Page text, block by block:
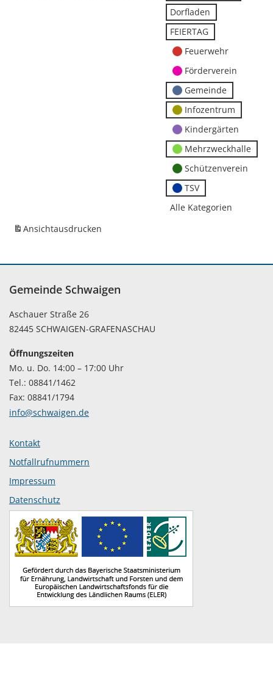
Dorfladen
FEIERTAG
Feuerwehr
Förderverein
Gemeinde
Infozentrum
Kindergärten
Mehrzweckhalle
Schützenverein
TSV
Alle Kategorien
Ansichtausdrucken
Gemeinde Schwaigen
Aschauer Straße 26
82445 SCHWAIGEN-GRAFENASCHAU
Öffnungszeiten
Mo. u. Do. 14:00 – 17:00 Uhr
Tel.: 08841/1462
Fax: 08841/1794
info@schwaigen.de
Kontakt
Notfallrufnummern
Impressum
Datenschutz